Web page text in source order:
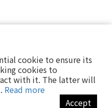
cookie to ensure its
cookies to
with it. The latter will
Read more
Accept
份有限公司